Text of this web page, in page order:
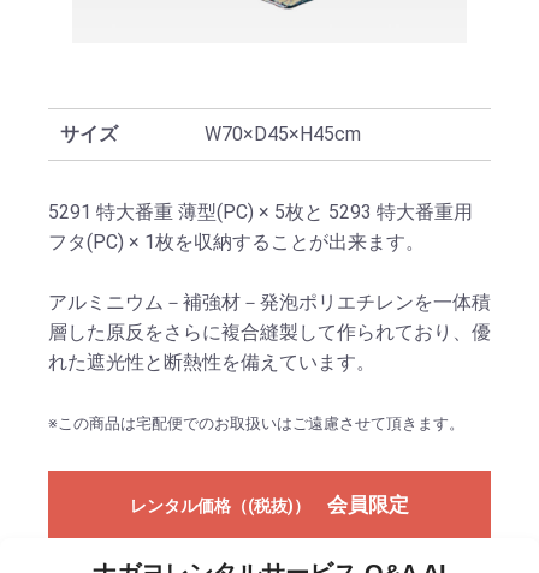
サイズ W70×D45×H45cm
5291 特大番重 薄型(PC) × 5枚と 5293 特大番重用
フタ(PC) × 1枚を収納することが出来ます。
アルミニウム－補強材－発泡ポリエチレンを一体積
層した原反をさらに複合縫製して作られており、優
れた遮光性と断熱性を備えています。
※この商品は宅配便でのお取扱いはご遠慮させて頂きます。
レンタル価格（(税抜)） 会員限定